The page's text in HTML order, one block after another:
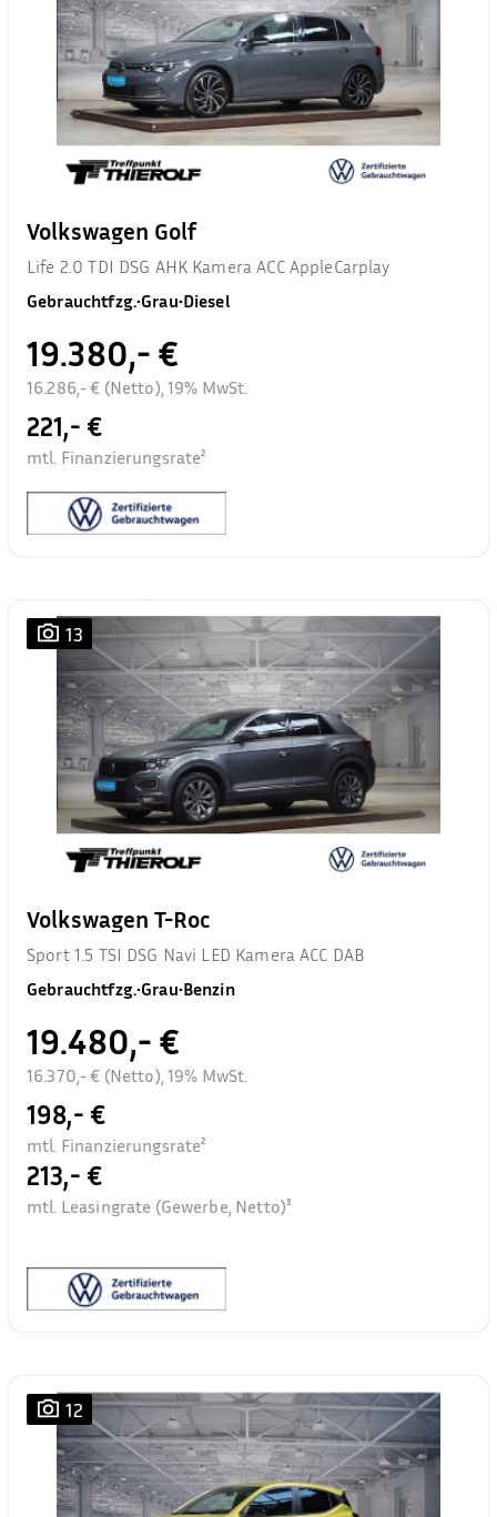
Volkswagen Golf
Life 2.0 TDI DSG AHK Kamera ACC AppleCarplay
Gebrauchtfzg.•Grau•Diesel
19.380,- €
16.286,- € (Netto), 19% MwSt.
221,- €
mtl. Finanzierungsrate²
13
Volkswagen T-Roc
Sport 1.5 TSI DSG Navi LED Kamera ACC DAB
Gebrauchtfzg.•Grau•Benzin
19.480,- €
16.370,- € (Netto), 19% MwSt.
198,- €
mtl. Finanzierungsrate²
213,- €
mtl. Leasingrate (Gewerbe, Netto)³
12